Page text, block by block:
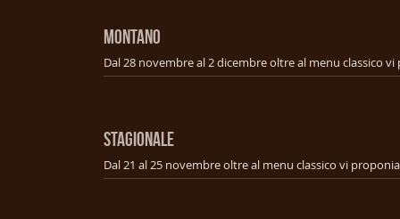
MONTANO
STAGIONALE